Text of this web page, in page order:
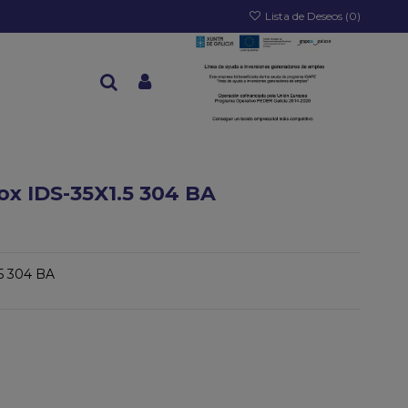
Lista de Deseos (0)
IDS-35X1.5 304 BA
304 BA